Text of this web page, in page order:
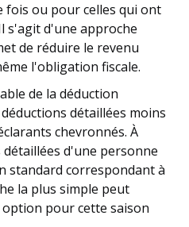
fois ou pour celles qui ont
s'agit d'une approche
de réduire le revenu
l'obligation fiscale.
de la déduction
détaillées moins
chevronnés. À
d'une personne
standard correspondant à
la plus simple peut
pour cette saison